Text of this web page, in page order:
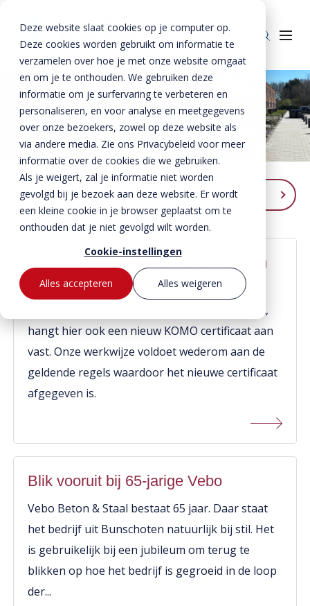
Deze website slaat cookies op je computer op.
Deze cookies worden gebruikt om informatie te
verzamelen over hoe je met onze website omgaat
en om je te onthouden. We gebruiken deze
informatie om je surfervaring te verbeteren en
personaliseren, en voor analyse en meetgegevens
over onze bezoekers, zowel op deze website als
via andere media. Zie ons Privacybeleid voor meer
informatie over de cookies die we gebruiken.
Als je weigert, zal je informatie niet worden
gevolgd bij je bezoek aan deze website. Er wordt
een kleine cookie in je browser geplaatst om te
onthouden dat je niet gevolgd wilt worden.
Cookie-instellingen
Alles accepteren
Alles weigeren
Downloads
Producten
Beton
Betonproducten
Lateien
Spekbanden
Gevelbanden
Raamdorpels
Kozijnkaders
Kantplanken
Spuwers
Oplegblokken & sluitstenen
Luifels
Balkons
Galerijplaten
Consoles
Trappen & bordessen
Bloktreden
Vorstranden
Producten voor kant-en-klaar gevels
Lateien
Spekbanden
Raamdorpels
Vogelstenen
Staal
Staalproducten
Lateien
Geveldragers
Borstweringssteunen
BTE Groep
Onze verhalen
Over ons
Historie
Werken bij Vebo
MVO
Downloads
Certificaten
Verwerkingsadviezen
Prestatieverklaringen
CO2 footprints
Documentatie
Diversen
Kalender
Informatie aanvragen
Contact met Vebo
Offerte aanvragen
Contactpersonen
Home »Nieuws
Nieuws
Bekijk ons recent nieuws
Categorieën
Werken bij
Nieuw KOMO-certificaat voor stalen
lateien en geveldragers
Wanneer er een nieuwe BRL van kracht wordt,
hangt hier ook een nieuw KOMO certificaat aan
vast. Onze werkwijze voldoet wederom aan de
geldende regels waardoor het nieuwe certificaat
afgegeven is.
Blik vooruit bij 65-jarige Vebo
Vebo Beton & Staal bestaat 65 jaar. Daar staat
het bedrijf uit Bunschoten natuurlijk bij stil. Het
is gebruikelijk bij een jubileum om terug te
blikken op hoe het bedrijf is gegroeid in de loop
der...